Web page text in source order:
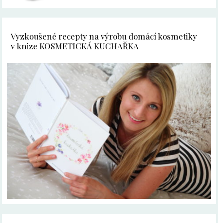
Vyzkoušené recepty na výrobu domácí kosmetiky
v knize KOSMETICKÁ KUCHAŘKA